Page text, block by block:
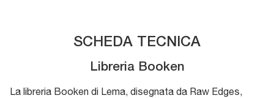
SCHEDA TECNICA
Libreria Booken
La libreria Booken di Lema, disegnata da Raw Edges,